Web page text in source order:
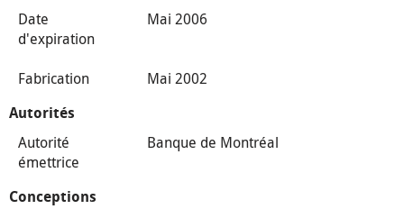
Date
d'expiration
Mai 2006
Fabrication Mai 2002
Autorités
Autorité
émettrice
Banque de Montréal
Conceptions